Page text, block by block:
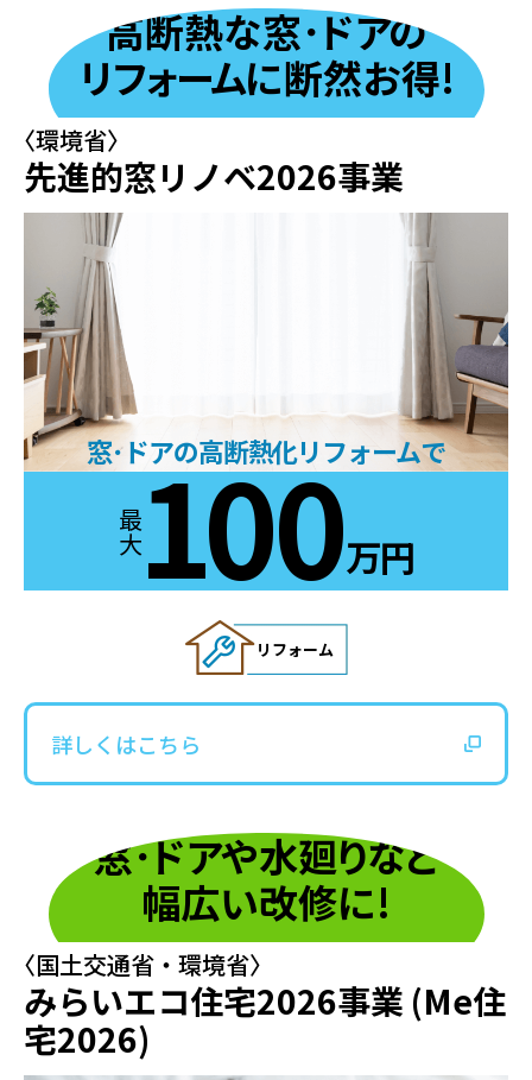
〈環境省〉
先進的窓リノベ2026事業
高断熱な窓･ドアの
リフォームに断然お得!
窓･ドアの高断熱化リフォームで
最大 100万円
リフォーム
詳しくはこちら
〈国土交通省・環境省〉
みらいエコ住宅2026事業 (Me住
宅2026)
窓･ドアや水廻りなど
幅広い改修に!